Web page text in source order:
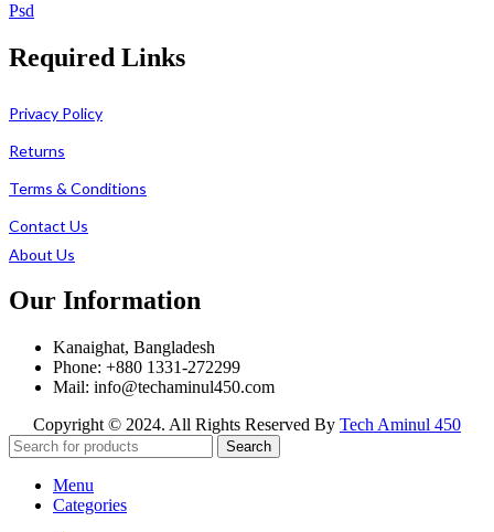
Psd
Required Links
Privacy Policy
Returns
Terms & Conditions
Contact Us
About Us
Our Information
Kanaighat, Bangladesh
Phone: +880 1331-272299
Mail: info@techaminul450.com
Copyright © 2024. All Rights Reserved By Tech Aminul 450
Search
Menu
Categories